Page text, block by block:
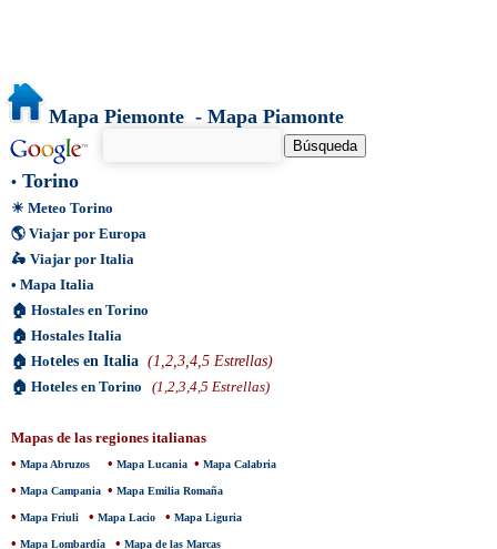
Mapa Piemonte - Mapa Piamonte
• Torino
☀ Meteo Torino
🌎 Viajar por Europa
🛵 Viajar por Italia
• Mapa Italia
🏠 Hostales en Torino
🏠 Hostales Italia
🏠 Hoteles en Italia (1,2,3,4,5 Estrellas)
🏠 Hoteles en Torino (1,2,3,4,5 Estrellas)
Mapas de las regiones italianas
• Mapa Abruzos • Mapa Lucania • Mapa Calabria
• Mapa Campania • Mapa Emilia Romaña
• Mapa Friuli • Mapa Lacio • Mapa Liguria
• Mapa Lombardía • Mapa de las Marcas